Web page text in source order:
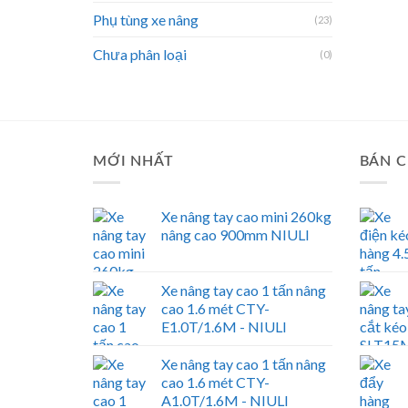
Phụ tùng xe nâng (23)
Chưa phân loại (0)
MỚI NHẤT
Xe nâng tay cao mini 260kg
nâng cao 900mm NIULI
Xe nâng tay cao 1 tấn nâng
cao 1.6 mét CTY-
E1.0T/1.6M - NIULI
Xe nâng tay cao 1 tấn nâng
cao 1.6 mét CTY-
A1.0T/1.6M - NIULI
BÁN